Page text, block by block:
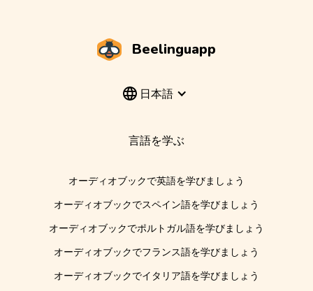
Beelinguapp
日本語
言語を学ぶ
オーディオブックで英語を学びましょう
オーディオブックでスペイン語を学びましょう
オーディオブックでポルトガル語を学びましょう
オーディオブックでフランス語を学びましょう
オーディオブックでイタリア語を学びましょう